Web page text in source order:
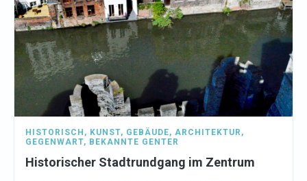
HISTORISCH , KUNST, GEBÄUDE, ARCHITEKTUR ,
GEGENWART, BEKANNTE GENTER
Historischer Stadtrundgang im Zentrum